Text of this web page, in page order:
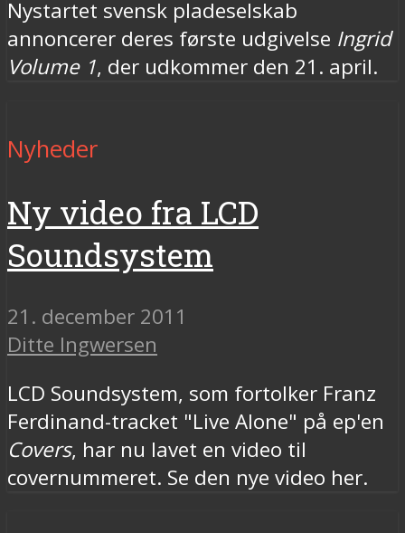
Nystartet svensk pladeselskab
annoncerer deres første udgivelse Ingrid
Volume 1, der udkommer den 21. april.
Nyheder
Ny video fra LCD
Soundsystem
21. december 2011
Ditte Ingwersen
LCD Soundsystem, som fortolker Franz
Ferdinand-tracket "Live Alone" på ep'en
Covers, har nu lavet en video til
covernummeret. Se den nye video her.